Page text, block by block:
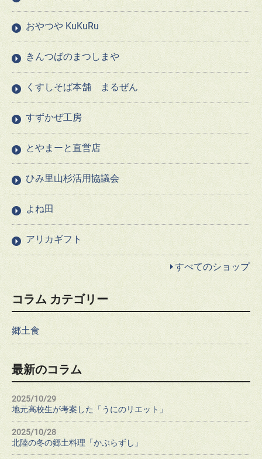
おやつや KuKuRu
きんつばのまつしまや
くすしそば本舗 まるぜん
すずかぜ工房
とやまーと直営店
ひみ里山杉活用協議会
よね田
アリカギフト
すべてのショップ
コラム カテゴリー
郷土食
最新のコラム
2025/10/29
地元高校生が考案した「うにのリエット」
2025/10/28
北陸の冬の郷土料理「かぶらずし」